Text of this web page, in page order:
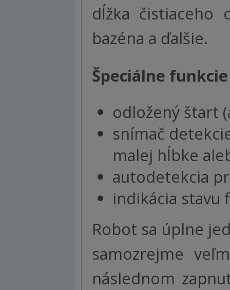
dĺžka čistiaceho
bazéna a ďalšie.
Špeciálne
odložený štart
snímač
malej hĺbke
autodetekcia
indikácia stavu
Robot sa úplne
samozrejme
následnom